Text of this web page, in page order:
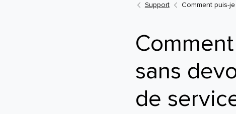
Support Comment puis-
sans
de